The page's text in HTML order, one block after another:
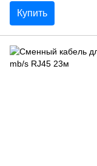
Купить